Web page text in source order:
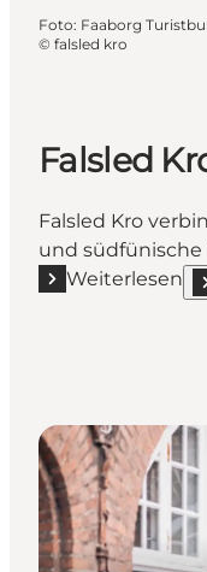
Foto: Faaborg
© falsled kro
Falsled
Falsled Kro
und
Weiterlesen
Mehr erfahren